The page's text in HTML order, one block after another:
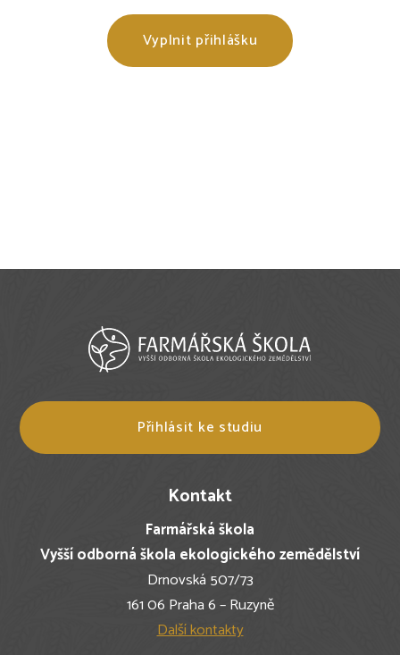
Vyplnit přihlášku
Přihlásit ke studiu
Kontakt
Farmářská škola
Vyšší odborná škola ekologického zemědělství
Drnovská 507/73
161 06 Praha 6 – Ruzyně
Další kontakty